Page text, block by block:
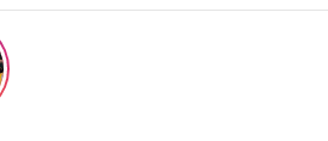
Haritası
ve Fikstür